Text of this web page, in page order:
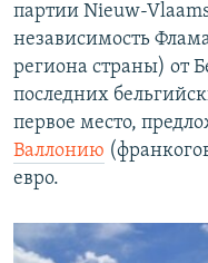
партии Nieuw-
независимость
региона страны) от
последних
первое место,
Валлонию
евро.